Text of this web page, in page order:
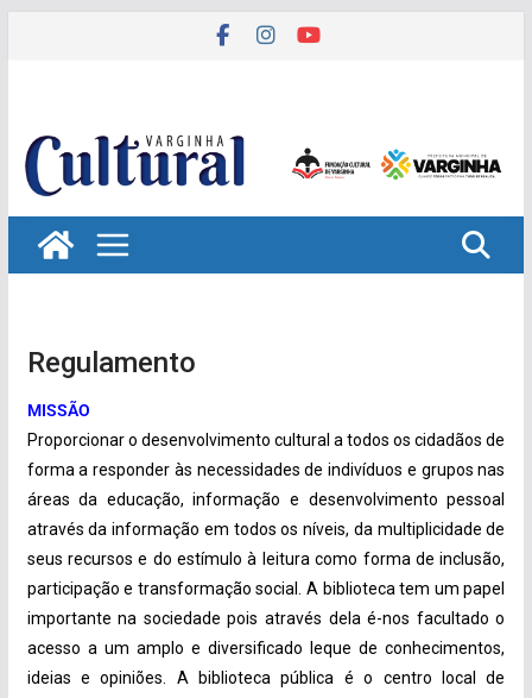
Regulamento
MISSÃO
Proporcionar o desenvolvimento cultural a todos os cidadãos de
forma a responder às necessidades de indivíduos e grupos nas
áreas da educação, informação e desenvolvimento pessoal
através da informação em todos os níveis, da multiplicidade de
seus recursos e do estímulo à leitura como forma de inclusão,
participação e transformação social. A biblioteca tem um papel
importante na sociedade pois através dela é-nos facultado o
acesso a um amplo e diversificado leque de conhecimentos,
ideias e opiniões. A biblioteca pública é o centro local de